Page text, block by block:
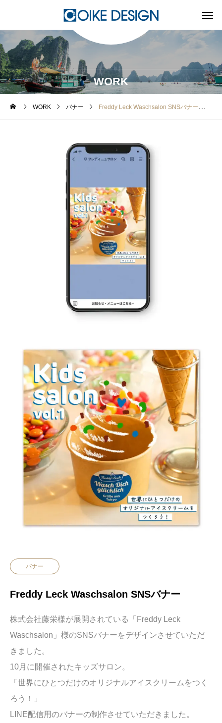
WORK
WORK バナー Freddy Leck Waschsalon SNSバナー
バナー
Freddy Leck Waschsalon SNSバナー
株式会社藤栄様が展開されている「 Freddy Leck
Waschsalon」様のSNSバナーをデザインさせていただ
きました。
10月に開催されたキッズサロン。
「世界にひとつだけのオリジナルアイスクリームをつく
ろう！」
LINE配信用のバナーの制作させていただきました。